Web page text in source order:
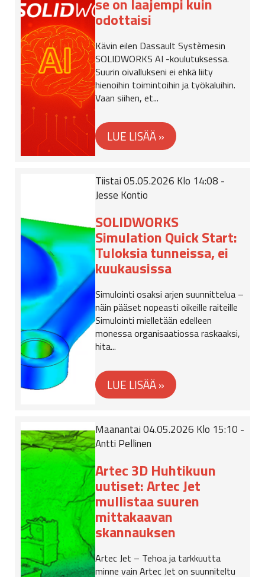
odottaisi
Kävin eilen Dassault Systèmesin
SOLIDWORKS AI -koulutuksessa.
Suurin oivallukseni ei ehkä liity
hienoihin toimintoihin ja työkaluihin.
Vaan siihen, et...
Tiistai 05.05.2026 Klo 14:08 -
Jesse Kontio
SOLIDWORKS
Simulation Quick Start:
Tuloksia tunneissa, ei
kuukausissa
Simulointi osaksi arjen suunnittelua –
näin pääset nopeasti oikeille raiteille
Simulointi mielletään edelleen
monessa organisaatiossa raskaaksi,
hita...
Maanantai 04.05.2026 Klo 15:10 -
Antti Pellinen
Artec 3D Huhtikuun
uutiset: Artec Jet
mullistaa suuren
mittakaavan
skannauksen
Artec Jet – Tehoa ja tarkkuutta
minne vain Artec Jet on suunniteltu